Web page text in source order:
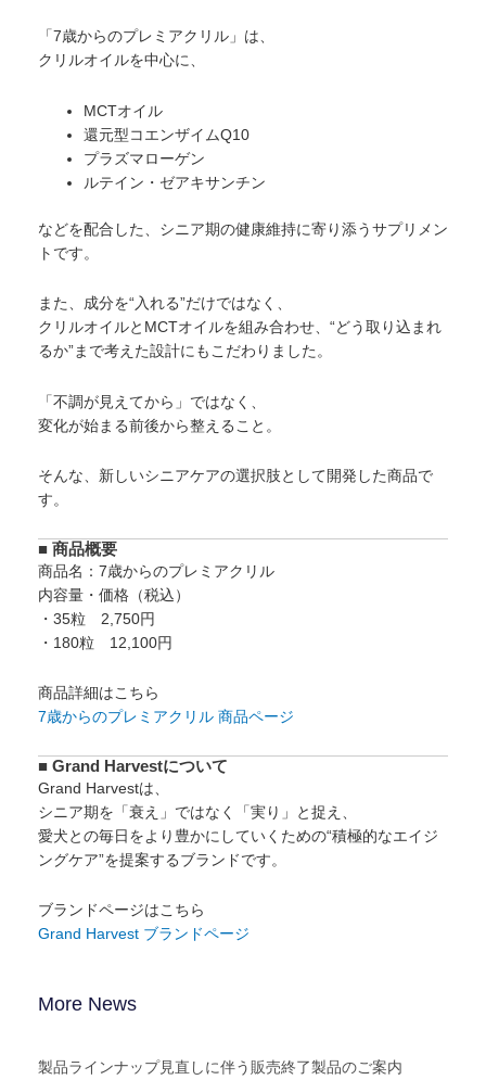
「7歳からのプレミアクリル」は、
クリルオイルを中心に、
MCTオイル
還元型コエンザイムQ10
プラズマローゲン
ルテイン・ゼアキサンチン
などを配合した、シニア期の健康維持に寄り添うサプリメン
トです。
また、成分を“入れる”だけではなく、
クリルオイルとMCTオイルを組み合わせ、“どう取り込まれ
るか”まで考えた設計にもこだわりました。
「不調が見えてから」ではなく、
変化が始まる前後から整えること。
そんな、新しいシニアケアの選択肢として開発した商品で
す。
■ 商品概要
商品名：7歳からのプレミアクリル
内容量・価格（税込）
・35粒 2,750円
・180粒 12,100円
商品詳細はこちら
7歳からのプレミアクリル 商品ページ
■ Grand Harvestについて
Grand Harvestは、
シニア期を「衰え」ではなく「実り」と捉え、
愛犬との毎日をより豊かにしていくための“積極的なエイジ
ングケア”を提案するブランドです。
ブランドページはこちら
Grand Harvest ブランドページ
More News
製品ラインナップ見直しに伴う販売終了製品のご案内